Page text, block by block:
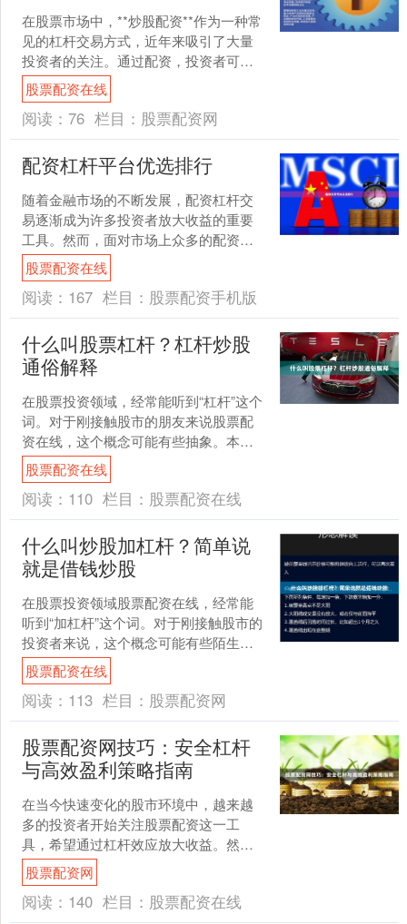
在股票市场中，**炒股配资**作为一种常
见的杠杆交易方式，近年来吸引了大量
投资者的关注。通过配资，投资者可以
用较少的自有资金撬动更大的投资规
模，从而放大收益。然....
股票配资在线
阅读： 76 栏目： 股票配资网
配资杠杆平台优选排行
随着金融市场的不断发展，配资杠杆交
易逐渐成为许多投资者放大收益的重要
工具。然而，面对市场上众多的配资平
台，如何选择一家安全、透明、服务优
质的平台成为关键。本文将....
股票配资在线
阅读： 167 栏目： 股票配资手机版
什么叫股票杠杆？杠杆炒股
通俗解释
在股票投资领域，经常能听到“杠杆”这个
词。对于刚接触股市的朋友来说股票配
资在线，这个概念可能有些抽象。本文
就用最通俗的语言，帮你彻底理解什么
叫股票杠杆，以及杠杆....
股票配资在线
阅读： 110 栏目： 股票配资在线
什么叫炒股加杠杆？简单说
就是借钱炒股
在股票投资领域股票配资在线，经常能
听到“加杠杆”这个词。对于刚接触股市的
投资者来说，这个概念可能有些陌生。
其实，**炒股加杠杆，简单说就是借钱炒
股**——用借来....
股票配资在线
阅读： 113 栏目： 股票配资网
股票配资网技巧：安全杠杆
与高效盈利策略指南
在当今快速变化的股市环境中，越来越
多的投资者开始关注股票配资这一工
具，希望通过杠杆效应放大收益。然
而，高收益往往伴随着高风险。如何在
股票配资中实现安全杠杆与高效....
股票配资网
阅读： 140 栏目： 股票配资在线